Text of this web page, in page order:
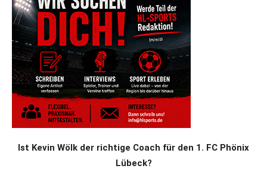
Ist Kevin Wölk der richtige Coach für den 1. FC Phönix
Lübeck?